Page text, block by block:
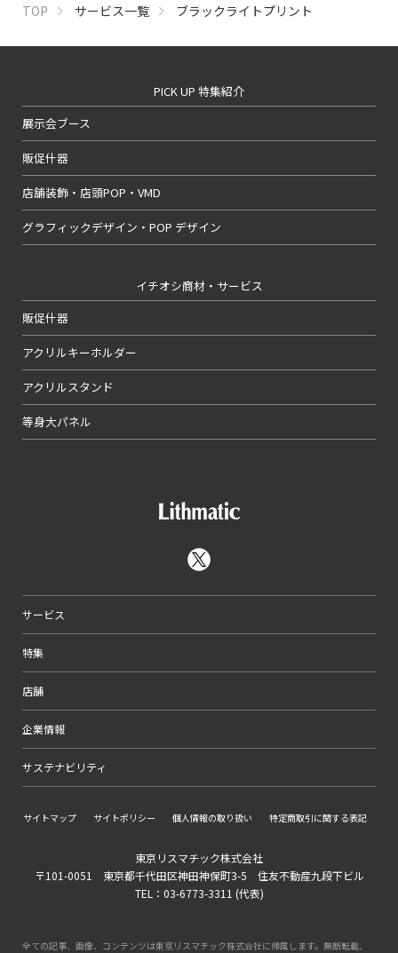
TOP サービス一覧 ブラックライトプリント
PICK UP 特集紹介
展示会ブース
販促什器
店舗装飾・店頭POP・VMD
グラフィックデザイン・POP デザイン
イチオシ商材・サービス
販促什器
アクリルキーホルダー
アクリルスタンド
等身大パネル
サービス
特集
店舗
企業情報
サステナビリティ
サイトマップ サイトポリシー 個人情報の取り扱い 特定商取引に関する表記
東京リスマチック株式会社
〒101-0051 東京都千代田区神田神保町3-5 住友不動産九段下ビル
TEL：03-6773-3311 (代表)
全ての記事、画像、コンテンツは東京リスマチック株式会社に帰属します。無断転載、